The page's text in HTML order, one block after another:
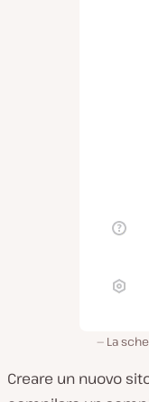
La
Creare un nuovo